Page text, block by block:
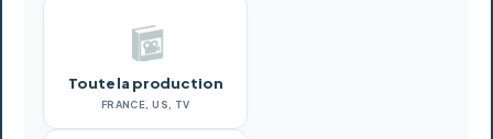
Toute la production
FRANCE, US, TV